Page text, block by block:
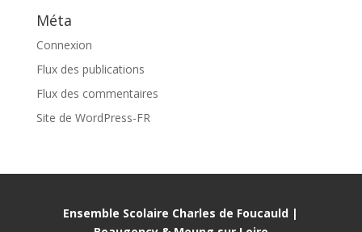
Méta
Connexion
Flux des publications
Flux des commentaires
Site de WordPress-FR
Ensemble Scolaire Charles de Foucauld |